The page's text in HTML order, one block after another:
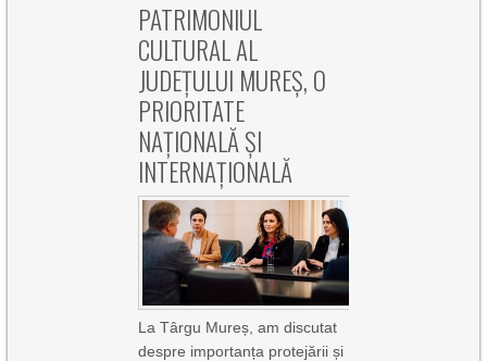
PATRIMONIUL
CULTURAL AL
JUDEȚULUI MUREȘ, O
PRIORITATE
NAȚIONALĂ ȘI
INTERNAȚIONALĂ
La Târgu Mureș, am discutat
despre importanța protejării și